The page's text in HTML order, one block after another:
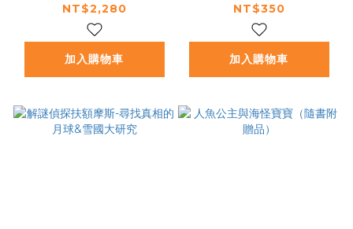
NT$2,280
加入購物車
NT$350
加入購物車